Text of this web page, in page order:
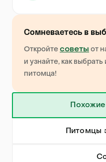
Сомневаетесь в
Откройте советы от
и узнайте, как
питомца!
Питомцы